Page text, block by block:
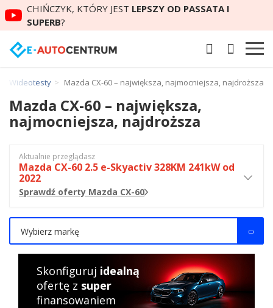
CHIŃCZYK, KTÓRY JEST LEPSZY OD PASSATA I
SUPERB?
Wideotesty Mazda CX-60 – największa, najmocniejsza, najdroższa
Mazda CX-60 – największa,
najmocniejsza, najdroższa
Aktualnie przeglądasz
Mazda CX-60 2.5 e-Skyactiv 328KM 241kW od
2022
Sprawdź oferty Mazda CX-60
Wybierz markę
Skonfiguruj idealną
ofertę z super
finansowaniem